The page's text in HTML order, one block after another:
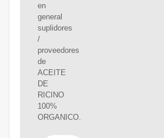
en
general
suplidores
/
proveedores
de
ACEITE
DE
RICINO
100%
ORGANICO.